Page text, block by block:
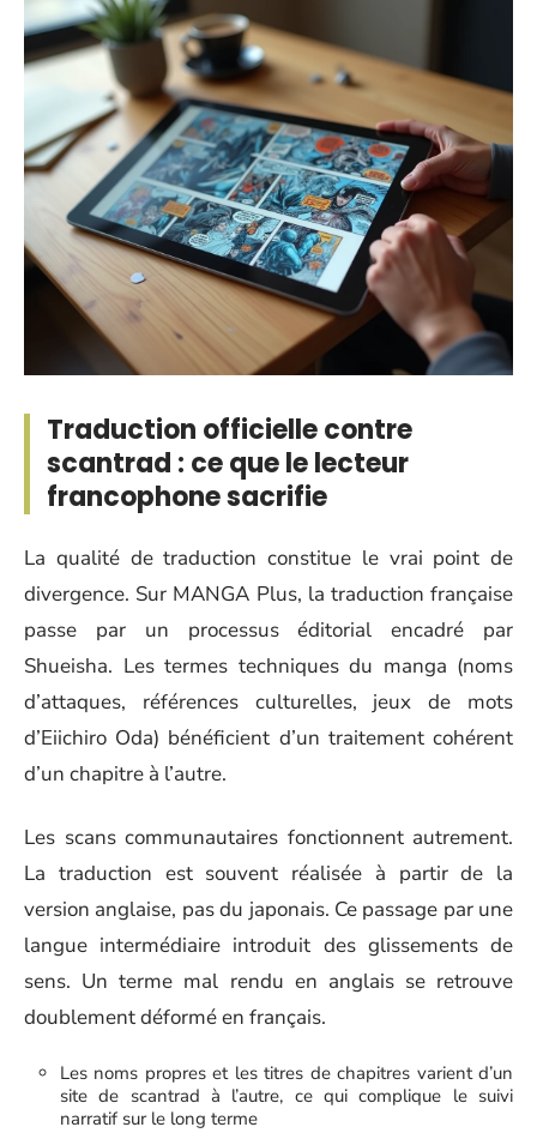
Traduction officielle contre
scantrad : ce que le lecteur
francophone sacrifie
La qualité de traduction constitue le vrai point de
divergence. Sur MANGA Plus, la traduction française
passe par un processus éditorial encadré par
Shueisha. Les termes techniques du manga (noms
d’attaques, références culturelles, jeux de mots
d’Eiichiro Oda) bénéficient d’un traitement cohérent
d’un chapitre à l’autre.
Les scans communautaires fonctionnent autrement.
La traduction est souvent réalisée à partir de la
version anglaise, pas du japonais. Ce passage par une
langue intermédiaire introduit des glissements de
sens. Un terme mal rendu en anglais se retrouve
doublement déformé en français.
Les noms propres et les titres de chapitres varient d’un
site de scantrad à l’autre, ce qui complique le suivi
narratif sur le long terme